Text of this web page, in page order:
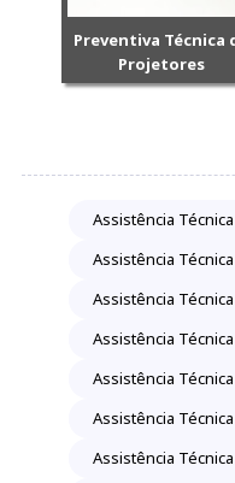
Preventiva Técnica
Projetores
Assistência
Assistência
Assistência
Assistência
Assistência
Assistência
Assistência